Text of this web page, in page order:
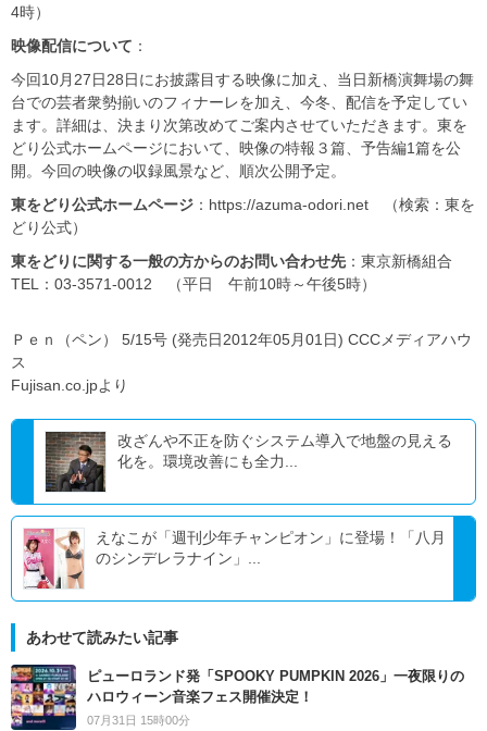
4時）
映像配信について ：
今回10月27日28日にお披露目する映像に加え、当日新橋演舞場の舞
台での芸者衆勢揃いのフィナーレを加え、今冬、配信を予定してい
ます。詳細は、決まり次第改めてご案内させていただきます。東を
どり公式ホームページにおいて、映像の特報３篇、予告編1篇を公
開。今回の映像の収録風景など、順次公開予定。
東をどり公式ホームページ ：https://azuma-odori.net （検索：東を
どり公式）
東をどりに関する一般の方からのお問い合わせ先 ：東京新橋組合
TEL：03-3571-0012 （平日 午前10時～午後5時）
Ｐｅｎ（ペン） 5/15号 (発売日2012年05月01日) CCCメディアハウ
ス
Fujisan.co.jpより
改ざんや不正を防ぐシステム導入で地盤の見える
化を。環境改善にも全力...
えなこが「週刊少年チャンピオン」に登場！「八月
のシンデレラナイン」...
あわせて読みたい記事
ピューロランド発「SPOOKY PUMPKIN 2026」一夜限りの
ハロウィーン音楽フェス開催決定！
07月31日 15時00分